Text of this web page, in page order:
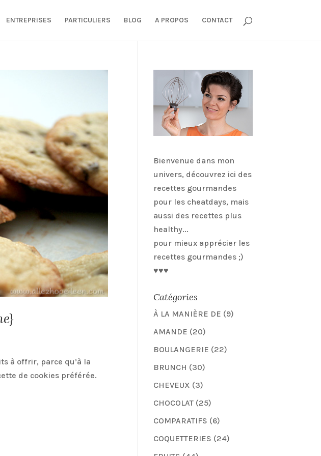
ENTREPRISES PARTICULIERS BLOG A PROPOS CONTACT
à offrir, parce qu’à la
de cookies préférée.
Bienvenue dans mon
univers, découvrez ici des
recettes gourmandes
pour les cheatdays, mais
aussi des recettes plus
healthy...
pour mieux apprécier les
recettes gourmandes ;)
♥♥♥
Catégories
À LA MANIÈRE DE (9)
AMANDE (20)
BOULANGERIE (22)
BRUNCH (30)
CHEVEUX (3)
CHOCOLAT (25)
COMPARATIFS (6)
COQUETTERIES (24)